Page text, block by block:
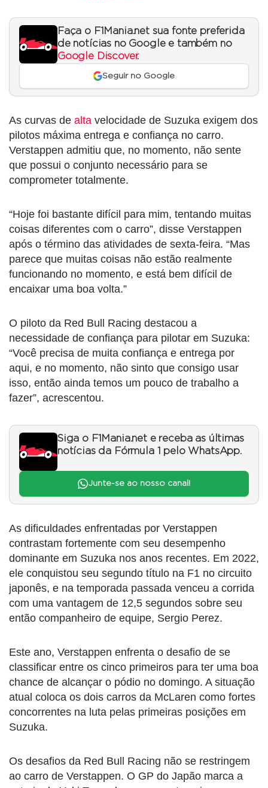
Faça o F1Mania.net sua fonte preferida
de notícias no Google e também no
Google Discover.
Seguir no Google
As curvas de alta velocidade de Suzuka exigem dos
pilotos máxima entrega e confiança no carro.
Verstappen admitiu que, no momento, não sente
que possui o conjunto necessário para se
comprometer totalmente.
“Hoje foi bastante difícil para mim, tentando muitas
coisas diferentes com o carro”, disse Verstappen
após o término das atividades de sexta-feira. “Mas
parece que muitas coisas não estão realmente
funcionando no momento, e está bem difícil de
encaixar uma boa volta.”
O piloto da Red Bull Racing destacou a
necessidade de confiança para pilotar em Suzuka:
“Você precisa de muita confiança e entrega por
aqui, e no momento, não sinto que consigo usar
isso, então ainda temos um pouco de trabalho a
fazer”, acrescentou.
Siga o F1Mania.net e receba as últimas
notícias da Fórmula 1 pelo WhatsApp.
Junte-se ao nosso canal!
As dificuldades enfrentadas por Verstappen
contrastam fortemente com seu desempenho
dominante em Suzuka nos anos recentes. Em 2022,
ele conquistou seu segundo título na F1 no circuito
japonês, e na temporada passada venceu a corrida
com uma vantagem de 12,5 segundos sobre seu
então companheiro de equipe, Sergio Perez.
Este ano, Verstappen enfrenta o desafio de se
classificar entre os cinco primeiros para ter uma boa
chance de alcançar o pódio no domingo. A situação
atual coloca os dois carros da McLaren como fortes
concorrentes na luta pelas primeiras posições em
Suzuka.
Os desafios da Red Bull Racing não se restringem
ao carro de Verstappen. O GP do Japão marca a